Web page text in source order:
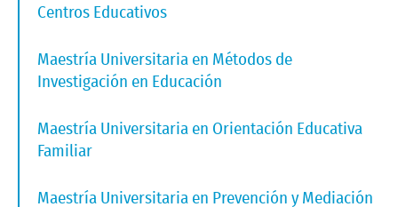
Centros Educativos
Maestría Universitaria en Métodos de
Investigación en Educación
Maestría Universitaria en Orientación Educativa
Familiar
Maestría Universitaria en Prevención y Mediación